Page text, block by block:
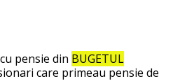
pensie din BUGETUL
care primeau pensie de